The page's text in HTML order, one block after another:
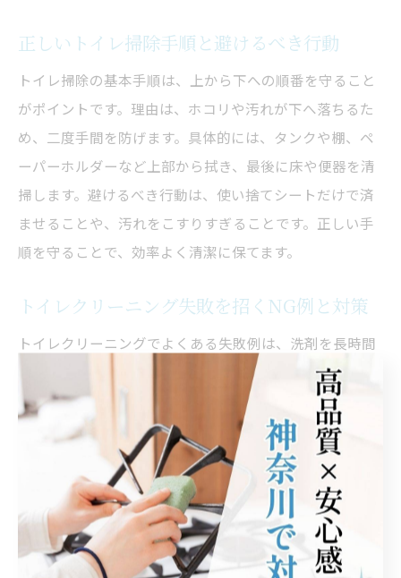
正しいトイレ掃除手順と避けるべき行動
トイレ掃除の基本手順は、上から下への順番を守ること
がポイントです。理由は、ホコリや汚れが下へ落ちるた
め、二度手間を防げます。具体的には、タンクや棚、ペ
ーパーホルダーなど上部から拭き、最後に床や便器を清
掃します。避けるべき行動は、使い捨てシートだけで済
ませることや、汚れをこすりすぎることです。正しい手
順を守ることで、効率よく清潔に保てます。
トイレクリーニング失敗を招くNG例と対策
トイレクリーニングでよくある失敗例は、洗剤を長時間
放置することや水拭きを怠ることです。理由は、洗剤が
残ると便器の劣化や変色の原因になるためです。具体的
な対策として、洗剤は表示時間を守って使用し、しっか
り水拭き・乾拭きを行いましょう。また、汚れがひどい
部分は、専用のクリーナーやスポンジを使い分けて対応
することが大切です。
タブー行為を防ぐ掃除グッズ選びのポイント